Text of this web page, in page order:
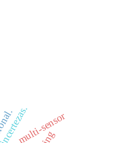
multi-sensor